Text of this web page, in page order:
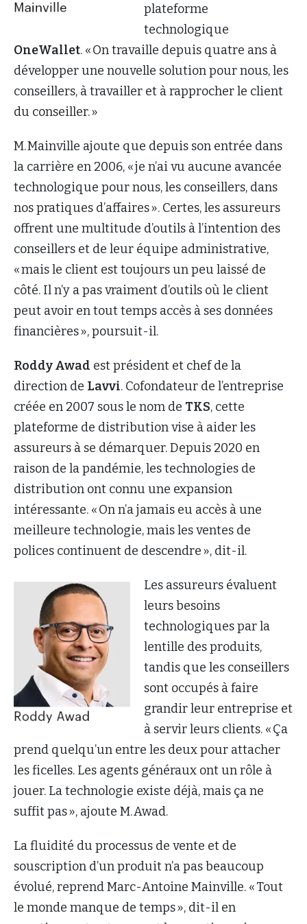
plateforme
technologique
OneWallet. « On travaille depuis quatre ans à
développer une nouvelle solution pour nous, les
conseillers, à travailler et à rapprocher le client
du conseiller. »
M. Mainville ajoute que depuis son entrée dans
la carrière en 2006, « je n’ai vu aucune avancée
technologique pour nous, les conseillers, dans
nos pratiques d’affaires ». Certes, les assureurs
offrent une multitude d’outils à l’intention des
conseillers et de leur équipe administrative,
« mais le client est toujours un peu laissé de
côté. Il n’y a pas vraiment d’outils où le client
peut avoir en tout temps accès à ses données
financières », poursuit-il.
Roddy Awad est président et chef de la
direction de Lavvi. Cofondateur de l’entreprise
créée en 2007 sous le nom de TKS, cette
plateforme de distribution vise à aider les
assureurs à se démarquer. Depuis 2020 en
raison de la pandémie, les technologies de
distribution ont connu une expansion
intéressante. « On n’a jamais eu accès à une
meilleure technologie, mais les ventes de
polices continuent de descendre », dit-il.
Les assureurs évaluent
leurs besoins
technologiques par la
lentille des produits,
tandis que les conseillers
sont occupés à faire
grandir leur entreprise et
à servir leurs clients. « Ça
prend quelqu’un entre les deux pour attacher
les ficelles. Les agents généraux ont un rôle à
jouer. La technologie existe déjà, mais ça ne
suffit pas », ajoute M. Awad.
La fluidité du processus de vente et de
souscription d’un produit n’a pas beaucoup
évolué, reprend Marc-Antoine Mainville. « Tout
le monde manque de temps », dit-il en